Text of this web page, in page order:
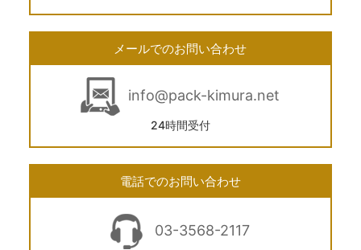
メールでのお問い合わせ
info@pack-kimura.net
24時間受付
電話でのお問い合わせ
03-3568-2117